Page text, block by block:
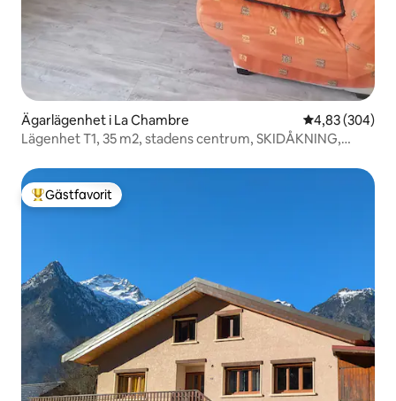
Ägarlägenhet i La Chambre 4,83 av 5 i
4,83 (304)
Lägenhet T1, 35 m2, stadens centrum, SKIDÅKNING,
Populär gästfavorit
Gästfavorit